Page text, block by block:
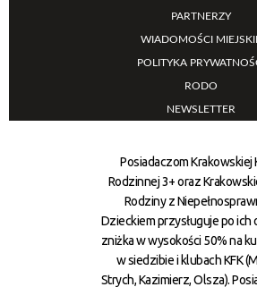
PARTNERZY
WIADOMOŚCI
POLITYKA
RODO
NEWSLETTER
Posiadaczom Krakowskiej
Rodzinnej 3+ oraz
Rodziny z
Dzieckiem przysługuje po ich
zniżka w wysokości 50% na
w siedzibie i klubach KFK
Strych, Kazimierz, Olsza).